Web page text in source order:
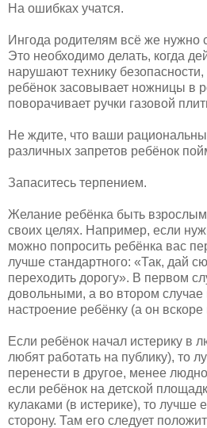
На ошибках учатся.
Ингода родителям всё же нужно
Это необходимо делать, когда
нарушают технику
ребёнок засовывает ножницы в
поворачивает ручки газовой
Не ждите, что ваши
различных запретов ребёнок
Запаситесь терпением.
Желание ребёнка быть
своих целях. Например, если
можно попросить ребёнка вас
лучше стандартного: «Так, дай
переходить дорогу». В первом
довольными, а во втором случае
настроение ребёнку (а он вскоре
Если ребёнок начал истерику в
любят работать на публику), то
перенести в другое, менее
если ребёнок на детской
кулаками (в истерике), то лучше
сторону. Там его следует